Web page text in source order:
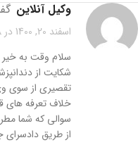
وکیل آنلاین
اسفند 20, 1400 در 11:58 ق.ظ
سلام وقت به خیر
شکایت از
تقصیری از سوی
خلاف تعرفه های
سوالی که شما
از طریق دادسرای